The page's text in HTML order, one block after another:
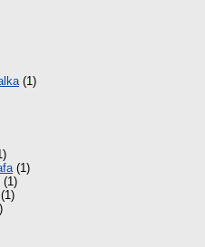
(1)
(1)
(1)
(1)